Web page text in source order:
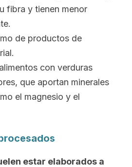
fibra y tienen menor
de productos de
con verduras
que aportan minerales
el magnesio y el
estar elaborados a